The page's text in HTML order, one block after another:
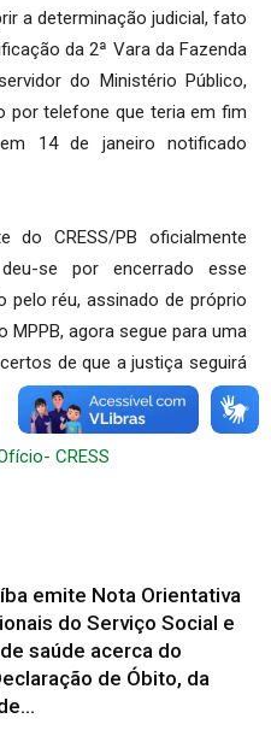
a determinação judicial, fato
da 2ª Vara da Fazenda
do Ministério Público,
por telefone que teria em fim
14 de janeiro notificado
do CRESS/PB oficialmente
se por encerrado esse
réu, assinado de próprio
MPPB, agora segue para uma
de que a justiça seguirá
emite Nota Orientativa
do Serviço Social e
saúde acerca do
de Óbito, da